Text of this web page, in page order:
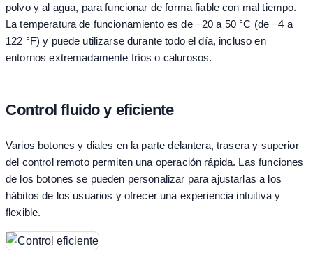
polvo y al agua, para funcionar de forma fiable con mal tiempo.
La temperatura de funcionamiento es de −20 a 50 °C (de −4 a
122 °F) y puede utilizarse durante todo el día, incluso en
entornos extremadamente fríos o calurosos.
Control fluido y eficiente
Varios botones y diales en la parte delantera, trasera y superior
del control remoto permiten una operación rápida. Las funciones
de los botones se pueden personalizar para ajustarlas a los
hábitos de los usuarios y ofrecer una experiencia intuitiva y
flexible.